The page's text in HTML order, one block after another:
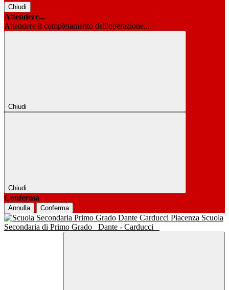
Chiudi
Attendere...
Attendere il completamento dell'operazione...
Chiudi
Chiudi
Conferma
Annulla Conferma
Scuola
Secondaria di Primo Grado
Dante - Carducci